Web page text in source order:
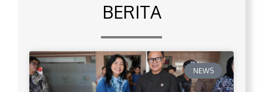
BERITA
NEWS